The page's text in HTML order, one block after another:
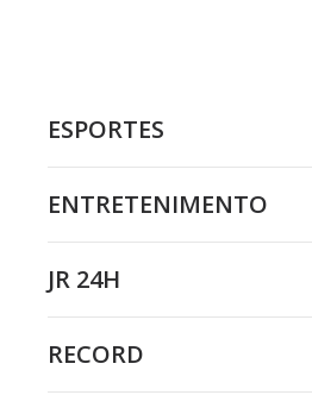
ESPORTES
ENTRETENIMENTO
JR 24H
RECORD